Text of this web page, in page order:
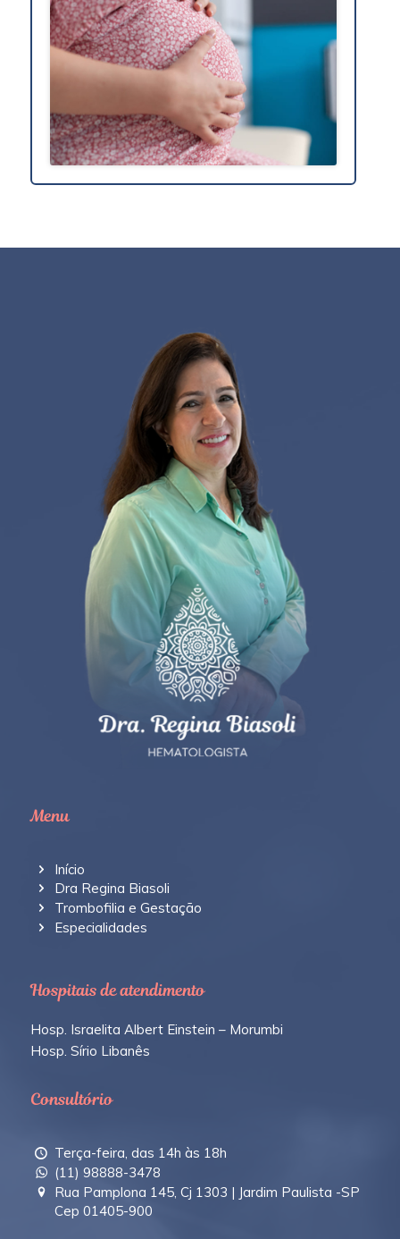
Menu
Início
Dra Regina Biasoli
Trombofilia e Gestação
Especialidades
Hospitais de atendimento
Hosp. Israelita Albert Einstein – Morumbi
Hosp. Sírio Libanês
Consultório
Terça-feira, das 14h às 18h
(11) 98888-3478
Rua Pamplona 145, Cj 1303 | Jardim Paulista -SP
Cep 01405-900